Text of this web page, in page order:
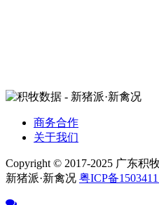
商务合作
关于我们
Copyright © 2017-2025 广东积
新猪派·新禽况 粤ICP备